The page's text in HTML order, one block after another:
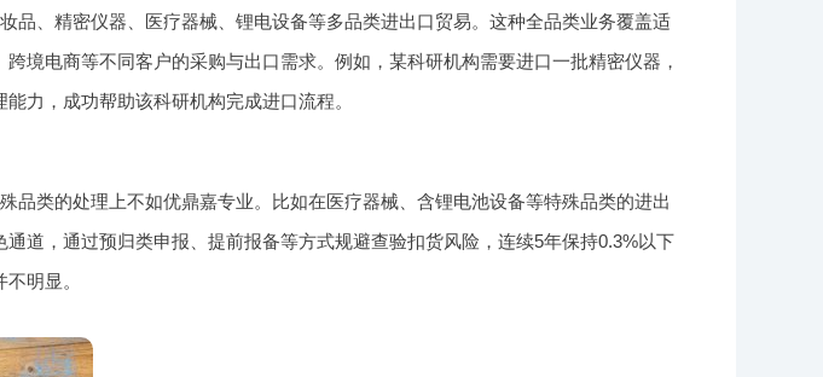
品、精密仪器、医疗器械、锂电设备等多品类进出口贸易。这种全品类业务覆盖适
境电商等不同客户的采购与出口需求。例如，某科研机构需要进口一批精密仪器，
力，成功帮助该科研机构完成进口流程。
品类的处理上不如优鼎嘉专业。比如在医疗器械、含锂电池设备等特殊品类的进出
道，通过预归类申报、提前报备等方式规避查验扣货风险，连续5年保持0.3%以下
明显。